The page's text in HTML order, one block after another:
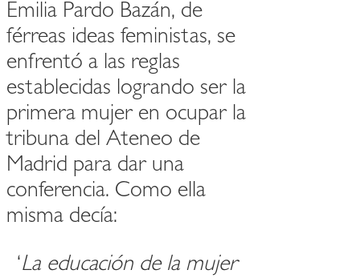
Emilia Pardo Bazán, de
férreas ideas feministas, se
enfrentó a las reglas
establecidas logrando ser la
primera mujer en ocupar la
tribuna del Ateneo de
Madrid para dar una
conferencia. Como ella
misma decía:
‘La educación de la mujer